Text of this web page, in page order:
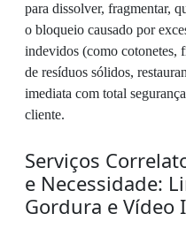
para dissolver, fragmentar,
o bloqueio causado por
indevidos (como cotonetes,
de resíduos sólidos,
imediata com total
cliente.
Serviços
e Necessidade:
Gordura e Vídeo